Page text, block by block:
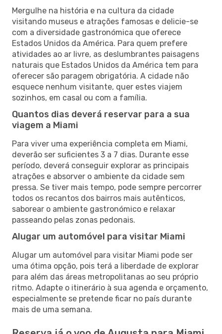
Mergulhe na história e na cultura da cidade
visitando museus e atrações famosas e delicie-se
com a diversidade gastronómica que oferece
Estados Unidos da América. Para quem prefere
atividades ao ar livre, as deslumbrantes paisagens
naturais que Estados Unidos da América tem para
oferecer são paragem obrigatória. A cidade não
esquece nenhum visitante, quer estes viajem
sozinhos, em casal ou com a família.
Quantos dias deverá reservar para a sua
viagem a Miami
Para viver uma experiência completa em Miami,
deverão ser suficientes 3 a 7 dias. Durante esse
período, deverá conseguir explorar as principais
atrações e absorver o ambiente da cidade sem
pressa. Se tiver mais tempo, pode sempre percorrer
todos os recantos dos bairros mais autênticos,
saborear o ambiente gastronómico e relaxar
passeando pelas zonas pedonais.
Alugar um automóvel para visitar Miami
Alugar um automóvel para visitar Miami pode ser
uma ótima opção, pois terá a liberdade de explorar
para além das áreas metropolitanas ao seu próprio
ritmo. Adapte o itinerário à sua agenda e orçamento,
especialmente se pretende ficar no país durante
mais de uma semana.